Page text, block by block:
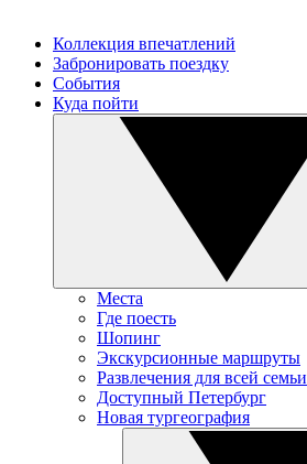
Коллекция впечатлений
Забронировать поездку
События
Куда пойти
Места
Где поесть
Шопинг
Экскурсионные маршруты
Развлечения для всей семьи
Доступный Петербург
Новая тургеография